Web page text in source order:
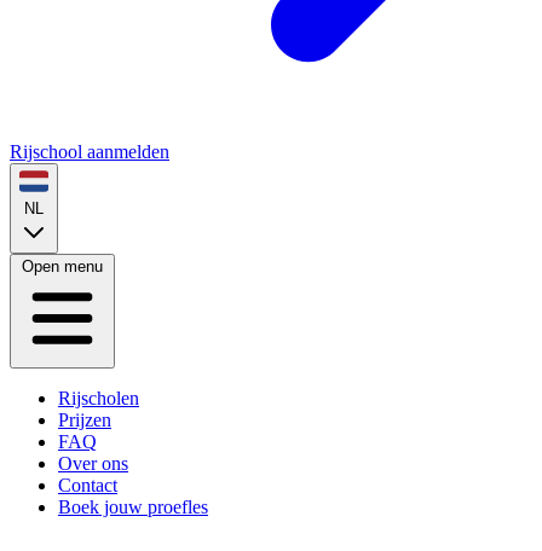
Rijschool aanmelden
NL
Open menu
Rijscholen
Prijzen
FAQ
Over ons
Contact
Boek jouw proefles